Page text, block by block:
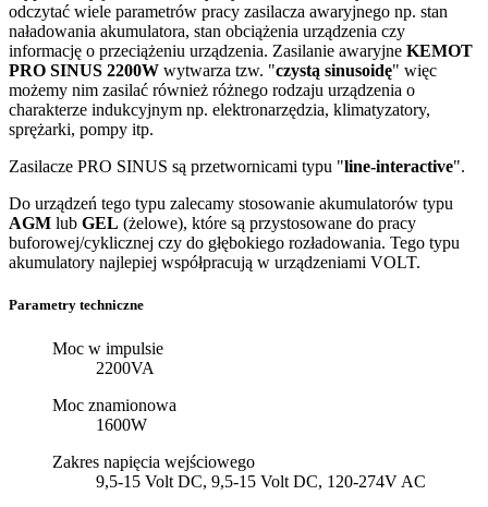
odczytać wiele parametrów pracy zasilacza awaryjnego np. stan
naładowania akumulatora, stan obciążenia urządzenia czy
informację o przeciążeniu urządzenia. Zasilanie awaryjne KEMOT
PRO SINUS 2200W wytwarza tzw. "czystą sinusoidę" więc
możemy nim zasilać również różnego rodzaju urządzenia o
charakterze indukcyjnym np. elektronarzędzia, klimatyzatory,
sprężarki, pompy itp.
Zasilacze PRO SINUS są przetwornicami typu "line-interactive".
Do urządzeń tego typu zalecamy stosowanie akumulatorów typu
AGM lub GEL (żelowe), które są przystosowane do pracy
buforowej/cyklicznej czy do głębokiego rozładowania. Tego typu
akumulatory najlepiej współpracują w urządzeniami VOLT.
Parametry techniczne
Moc w impulsie
2200VA
Moc znamionowa
1600W
Zakres napięcia wejściowego
9,5-15 Volt DC, 9,5-15 Volt DC, 120-274V AC